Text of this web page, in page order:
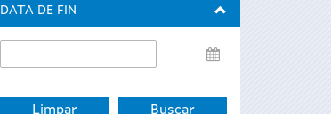
DATA DE FIN
de